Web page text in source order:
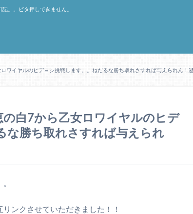
。。ビタ押しできません。
ワイヤルのヒデヨシ挑戦します。。ねだるな勝ち取れさすれば与えられん！逝
の白7から乙女ロワイヤルのヒデ
な勝ち取れさすれば与えられ
ンクさせていただきました！！